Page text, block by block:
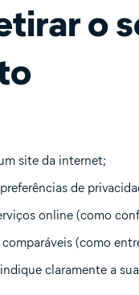
o
site da internet;
de
online (como
(como
claramente a